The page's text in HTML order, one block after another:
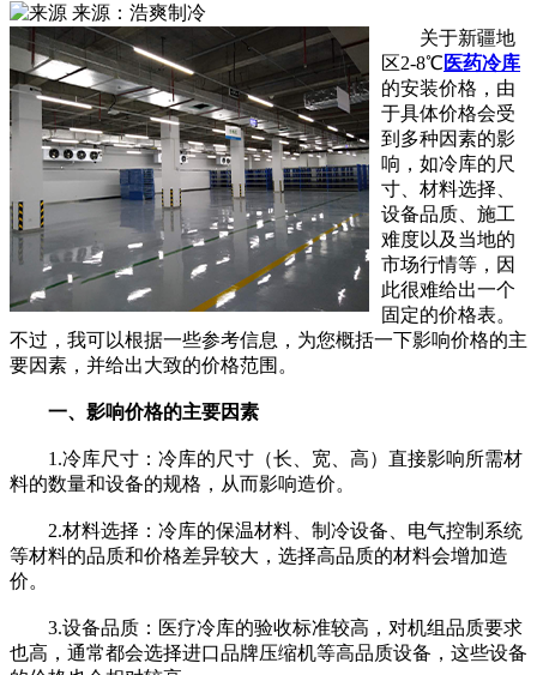
来源：浩爽制冷
关于新疆地
区2-8℃ 医药冷库
的安装价格，由
于具体价格会受
到多种因素的影
响，如冷库的尺
寸、材料选择、
设备品质、施工
难度以及当地的
市场行情等，因
此很难给出一个
固定的价格表。
不过，我可以根据一些参考信息，为您概括一下影响价格的主
要因素，并给出大致的价格范围。
一、影响价格的主要因素
1.冷库尺寸：冷库的尺寸（长、宽、高）直接影响所需材
料的数量和设备的规格，从而影响造价。
2.材料选择：冷库的保温材料、制冷设备、电气控制系统
等材料的品质和价格差异较大，选择高品质的材料会增加造
价。
3.设备品质：医疗冷库的验收标准较高，对机组品质要求
也高，通常都会选择进口品牌压缩机等高品质设备，这些设备